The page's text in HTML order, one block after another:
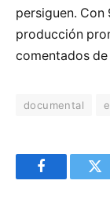
persiguen. Con
producción
comentados de
documental
Facebook